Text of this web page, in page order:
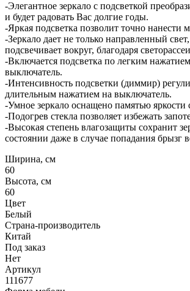
-Элегантное зеркало с подсветкой
и будет радовать Вас долгие годы.
-Яркая подсветка позволит точно нанести
-Зеркало дает не только направленный
подсвечивает вокруг, благодаря
-Включается подсветка по легким
выключатель.
-Интенсивность подсветки (диммир)
длительным нажатием на выключатель.
-Умное зеркало оснащено памятью яркости
-Подогрев стекла позволяет избежать
-Высокая степень влагозащиты сохранит
состоянии даже в случае попадания брызг
Ширина, см
60
Высота, см
60
Цвет
Белый
Страна-производитель
Китай
Под заказ
Нет
Артикул
111677